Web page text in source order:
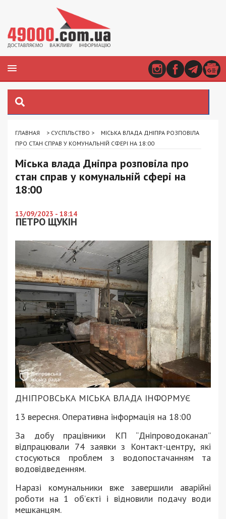
ГЛАВНАЯ > СУСПІЛЬСТВО >
МІСЬКА ВЛАДА ДНІПРА РОЗПОВІЛА
ПРО СТАН СПРАВ У КОМУНАЛЬНІЙ СФЕРІ НА 18:00
Міська влада Дніпра розповіла про
стан справ у комунальній сфері на
18:00
13/09/2023 - 18:14
ПЕТРО ЩУКІН
ДНІПРОВСЬКА МІСЬКА ВЛАДА ІНФОРМУЄ
13 вересня. Оперативна інформація на 18:00
За добу працівники КП “Дніпроводоканал”
відпрацювали 74 заявки з Контакт-центру, які
стосуються проблем з водопостачанням та
водовідведенням.
Наразі комунальники вже завершили аварійні
роботи на 1 об’єкті і відновили подачу води
мешканцям.